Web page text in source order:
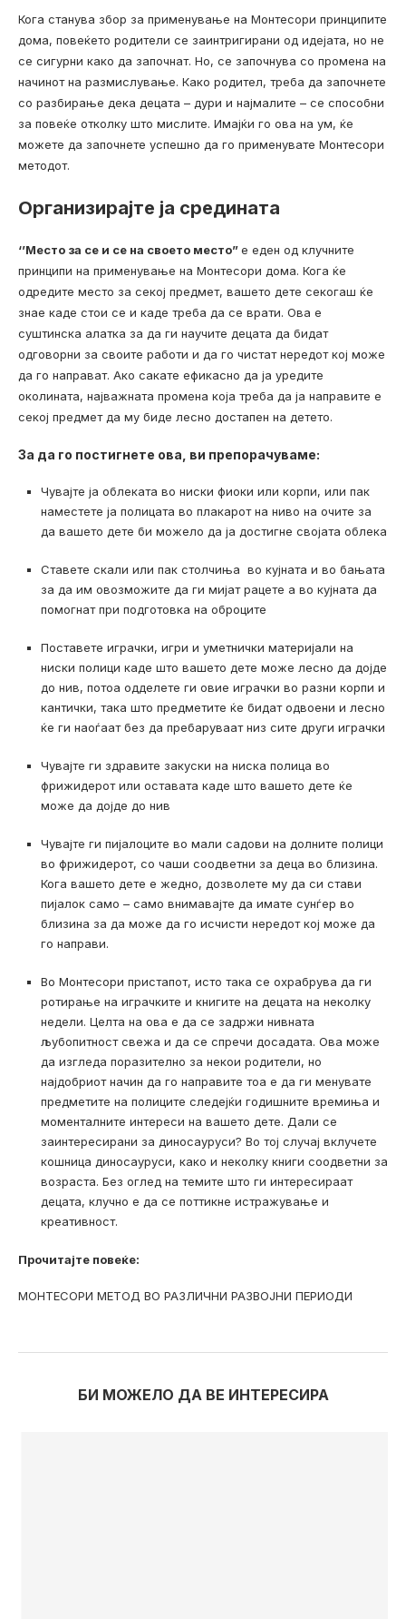
Кога станува збор за применување на Монтесори принципите
дома, повеќето родители се заинтригирани од идејата, но не
се сигурни како да започнат. Но, се започнува со промена на
начинот на размислување. Како родител, треба да започнете
со разбирање дека децата – дури и најмалите – се способни
за повеќе отколку што мислите. Имајќи го ова на ум, ќе
можете да започнете успешно да го применувате Монтесори
методот.
Организирајте ја средината
‘’Место за се и се на своето место”е еден од клучните
принципи на применување на Монтесори дома. Кога ќе
одредите место за секој предмет, вашето дете секогаш ќе
знае каде стои се и каде треба да се врати. Ова е
суштинска алатка за да ги научите децата да бидат
одговорни за своите работи и да го чистат нередот кој може
да го направат. Ако сакате ефикасно да ја уредите
околината, најважната промена која треба да ја направите е
секој предмет да му биде лесно достапен на детето.
За да го постигнете ова, ви препорачуваме:
Чувајте ја облеката во ниски фиоки или корпи, или пак
наместете ја полицата во плакарот на ниво на очите за
да вашето дете би можело да ја достигне својата облека
Ставете скали или пак столчиња во кујната и во бањата
за да им овозможите да ги мијат рацете а во кујната да
помогнат при подготовка на оброците
Поставете играчки, игри и уметнички материјали на
ниски полици каде што вашето дете може лесно да дојде
до нив, потоа одделете ги овие играчки во разни корпи и
кантички, така што предметите ќе бидат одвоени и лесно
ќе ги наоѓаат без да пребаруваат низ сите други играчки
Чувајте ги здравите закуски на ниска полица во
фрижидерот или оставата каде што вашето дете ќе
може да дојде до нив
Чувајте ги пијалоците во мали садови на долните полици
во фрижидерот, со чаши соодветни за деца во близина.
Кога вашето дете е жедно, дозволете му да си стави
пијалок само – само внимавајте да имате сунѓер во
близина за да може да го исчисти нередот кој може да
го направи.
Во Монтесори пристапот, исто така се охрабрува да ги
ротирање на играчките и книгите на децата на неколку
недели. Целта на ова е да се задржи нивната
љубопитност свежа и да се спречи досадата. Ова може
да изгледа поразително за некои родители, но
најдобриот начин да го направите тоа е да ги менувате
предметите на полиците следејќи годишните времиња и
моменталните интереси на вашето дете. Дали се
заинтересирани за диносауруси? Во тој случај вклучете
кошница диносауруси, како и неколку книги соодветни за
возраста. Без оглед на темите што ги интересираат
децата, клучно е да се поттикне истражување и
креативност.
Прочитајте повеќе:
МОНТЕСОРИ МЕТОД ВО РАЗЛИЧНИ РАЗВОЈНИ ПЕРИОДИ
БИ МОЖЕЛО ДА ВЕ ИНТЕРЕСИРА